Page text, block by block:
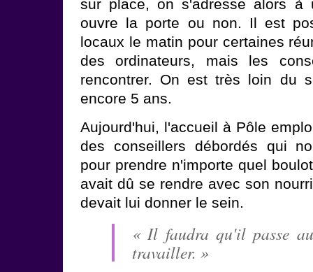
sur place, on s'adresse alors à
ouvre la porte ou non. Il est
locaux le matin pour certaines
des ordinateurs, mais les
rencontrer. On est très loin du
encore 5 ans.
Aujourd'hui, l'accueil à Pôle
des conseillers débordés qui
pour prendre n'importe quel
avait dû se rendre avec son
devait lui donner le sein.
« Il faudra qu'il passe
travailler. »